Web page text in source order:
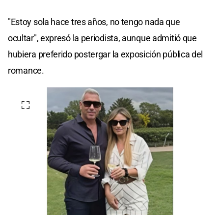
"Estoy sola hace tres años, no tengo nada que
ocultar", expresó la periodista, aunque admitió que
hubiera preferido postergar la exposición pública del
romance.